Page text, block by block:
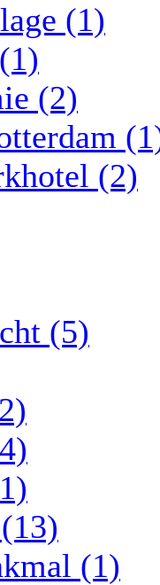
(1)
(2)
(2)
(5)
(1)